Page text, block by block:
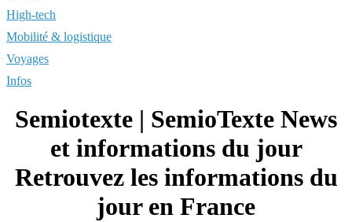
High-tech
Mobilité & logistique
Voyages
Infos
Semiotexte | SemioTexte News
et infor­ma­tions du jour
Retrouvez les infor­ma­tions du
jour en France